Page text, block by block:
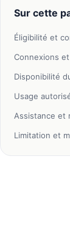
Sur cette
Éligibilité et
Connexions
Disponibilité
Usage
Assistance et
Limitation et